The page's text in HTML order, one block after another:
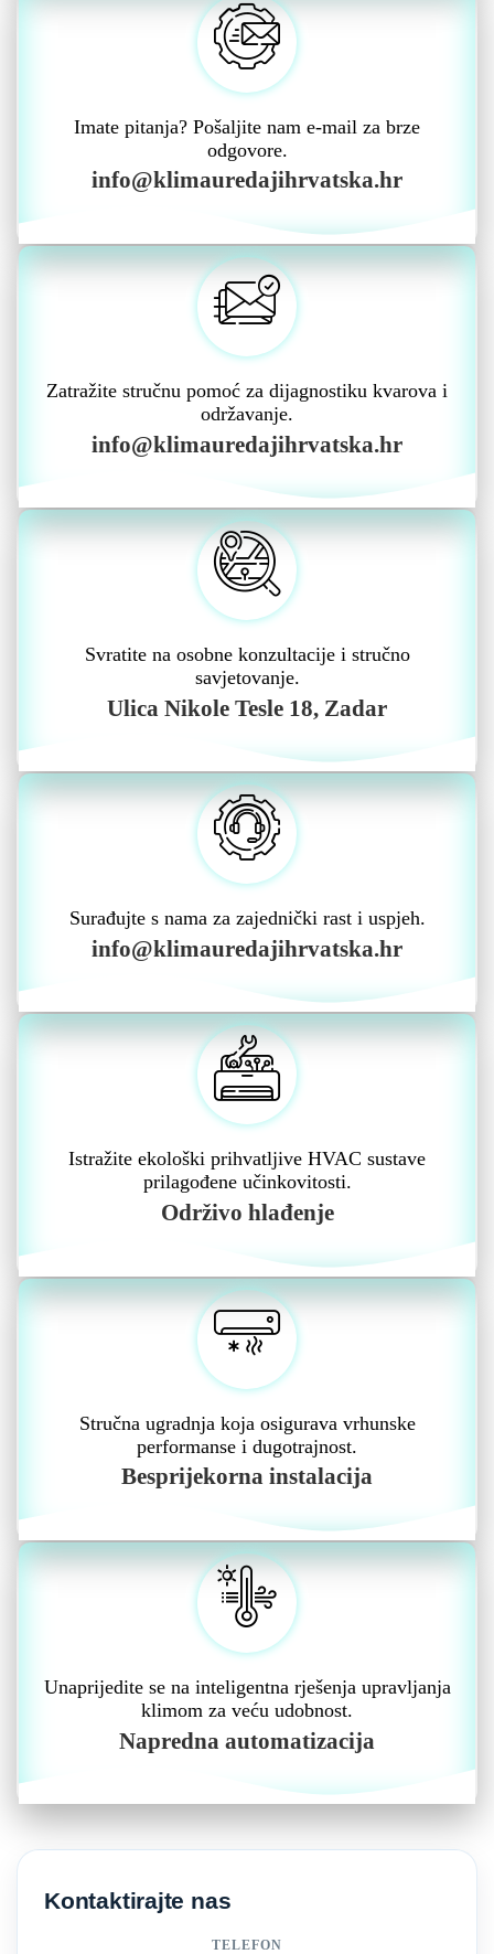
Imate pitanja? Pošaljite nam e-mail za brze
odgovore.
info@klimauredajihrvatska.hr
Zatražite stručnu pomoć za dijagnostiku kvarova i
održavanje.
info@klimauredajihrvatska.hr
Svratite na osobne konzultacije i stručno
savjetovanje.
Ulica Nikole Tesle 18, Zadar
Surađujte s nama za zajednički rast i uspjeh.
info@klimauredajihrvatska.hr
Istražite ekološki prihvatljive HVAC sustave
prilagođene učinkovitosti.
Održivo hlađenje
Stručna ugradnja koja osigurava vrhunske
performanse i dugotrajnost.
Besprijekorna instalacija
Unaprijedite se na inteligentna rješenja upravljanja
klimom za veću udobnost.
Napredna automatizacija
Kontaktirajte nas
TELEFON